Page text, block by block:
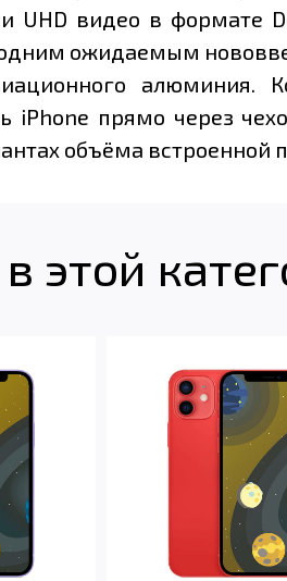
UHD видео в
ожидаемым
алюминия.
iPhone прямо через
объёма встроенной
этой